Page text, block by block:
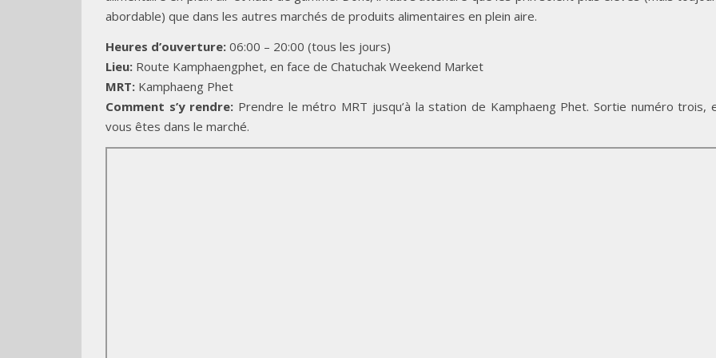
abordable) que dans les autres marchés de produits alimentaires en plein aire.
Heures d’ouverture: 06:00 – 20:00 (tous les jours)
Lieu: Route Kamphaengphet, en face de Chatuchak Weekend Market
MRT: Kamphaeng Phet
Comment s’y rendre: Prendre le métro MRT jusqu’à la station de Kamphaeng Phet. Sortie numéro trois,
vous êtes dans le marché.